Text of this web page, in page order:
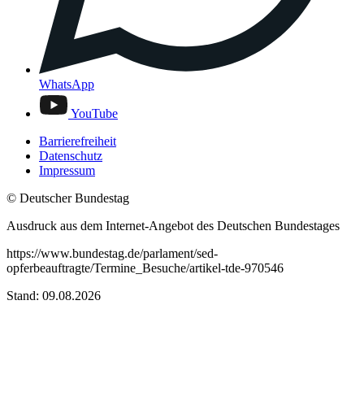
WhatsApp
YouTube
Barrierefreiheit
Datenschutz
Impressum
© Deutscher Bundestag
Ausdruck aus dem Internet-Angebot des Deutschen Bundestages
https://www.bundestag.de/parlament/sed-
opferbeauftragte/Termine_Besuche/artikel-tde-970546
Stand: 09.08.2026